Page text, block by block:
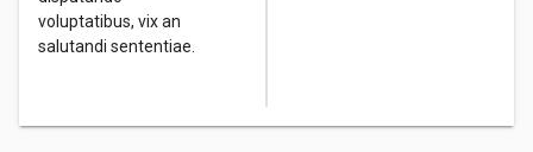
voluptatibus, vix an
salutandi sententiae.